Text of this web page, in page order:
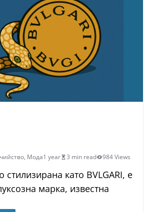
, Мода1 year 3 min read 984 Views
стилизирана като BVLGARI, е
марка, известна